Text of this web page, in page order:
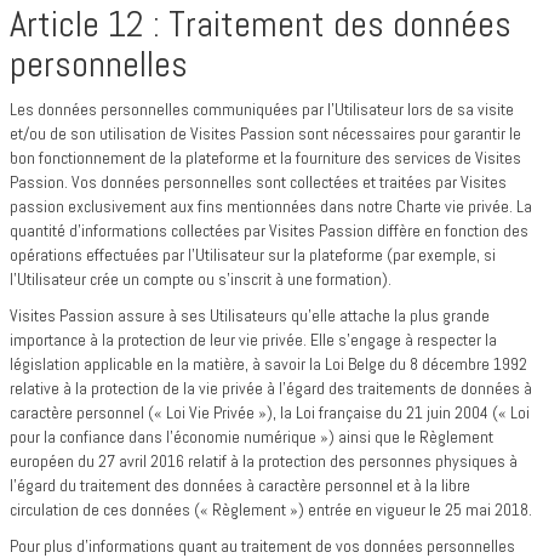
Article 12 : Traitement des données
personnelles
Les données personnelles communiquées par l’Utilisateur lors de sa visite
et/ou de son utilisation de Visites Passion sont nécessaires pour garantir le
bon fonctionnement de la plateforme et la fourniture des services de Visites
Passion. Vos données personnelles sont collectées et traitées par Visites
passion exclusivement aux fins mentionnées dans notre Charte vie privée. La
quantité d’informations collectées par Visites Passion diffère en fonction des
opérations effectuées par l’Utilisateur sur la plateforme (par exemple, si
l’Utilisateur crée un compte ou s’inscrit à une formation).
Visites Passion assure à ses Utilisateurs qu’elle attache la plus grande
importance à la protection de leur vie privée. Elle s’engage à respecter la
législation applicable en la matière, à savoir la Loi Belge du 8 décembre 1992
relative à la protection de la vie privée à l’égard des traitements de données à
caractère personnel (« Loi Vie Privée »), la Loi française du 21 juin 2004 (« Loi
pour la confiance dans l’économie numérique ») ainsi que le Règlement
européen du 27 avril 2016 relatif à la protection des personnes physiques à
l’égard du traitement des données à caractère personnel et à la libre
circulation de ces données (« Règlement ») entrée en vigueur le 25 mai 2018.
Pour plus d’informations quant au traitement de vos données personnelles